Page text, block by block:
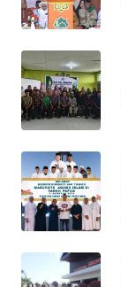
NET
PLN
WATCH
MKLI
LPKKI
LKKI
KOPEKLIN